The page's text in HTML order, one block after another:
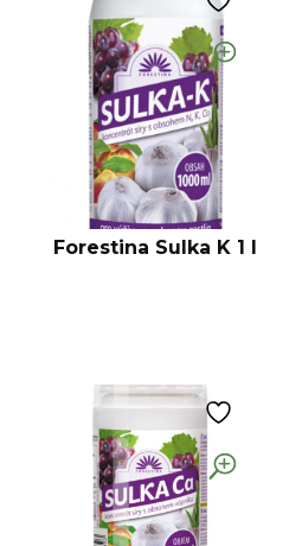
Forestina Sulka K 1 l